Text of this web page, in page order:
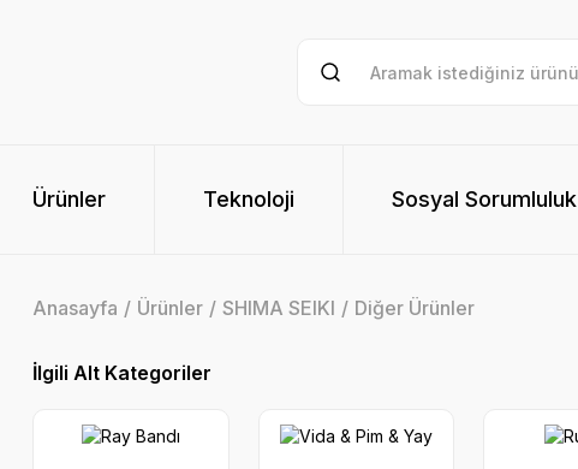
Ürünler Teknoloji Sosyal Sorumluluk
Anasayfa Ürünler SHIMA SEIKI Diğer Ürünler
İlgili Alt Kategoriler